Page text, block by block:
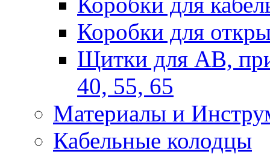
Коробки для
Щитки для АВ,
40, 55, 65
Материалы и
Кабельные колодцы